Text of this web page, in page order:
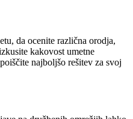
da ocenite različna orodja,
kakovost umetne
najboljšo rešitev za svoj